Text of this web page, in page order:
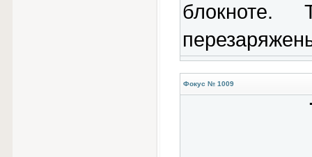
блокноте.
Фокус № 1009